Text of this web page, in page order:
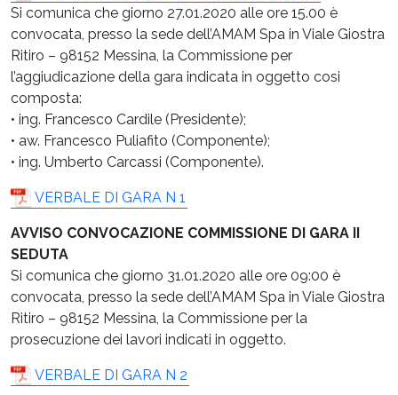
Si comunica che giorno 27.01.2020 alle ore 15.00 è
convocata, presso la sede dell’AMAM Spa in Viale Giostra
Ritiro – 98152 Messina, la Commissione per
l’aggiudicazione della gara indicata in oggetto cosi
composta:
• ing. Francesco Cardile (Presidente);
• aw. Francesco Puliafito (Componente);
• ing. Umberto Carcassi (Componente).
VERBALE DI GARA N 1
AVVISO CONVOCAZIONE COMMISSIONE DI GARA II
SEDUTA
Si comunica che giorno 31.01.2020 alle ore 09:00 è
convocata, presso la sede dell’AMAM Spa in Viale Giostra
Ritiro – 98152 Messina, la Commissione per la
prosecuzione dei lavori indicati in oggetto.
VERBALE DI GARA N 2